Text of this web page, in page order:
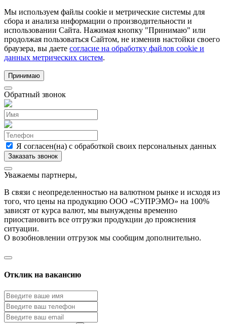
Мы используем файлы cookie и метрические системы для
сбора и анализа информации о производительности и
использовании Сайта. Нажимая кнопку "Принимаю" или
продолжая пользоваться Сайтом, не изменив настойки своего
браузера, вы даете согласие на обработку файлов cookie и
данных метрических систем.
Принимаю
Обратный звонок
Я согласен(на) с обработкой своих персональных данных
Уважаемы партнеры,
В связи с неопределенностью на валютном рынке и исходя из
того, что цены на продукцию ООО «СУПРЭМО» на 100%
зависят от курса валют, мы вынуждены временно
приостановить все отгрузки продукции до прояснения
ситуации.
О возобновлении отгрузок мы сообщим дополнительно.
Отклик на вакансию